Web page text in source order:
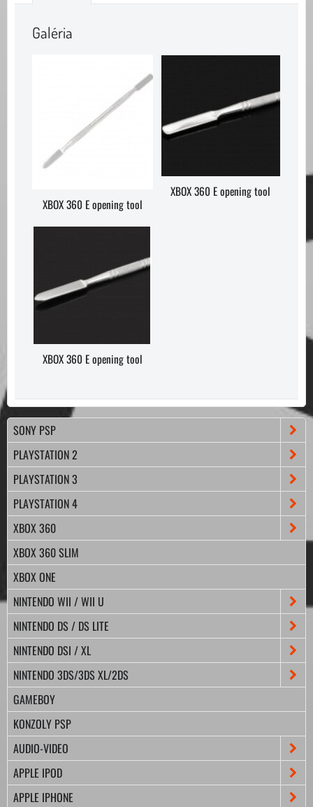
Galéria
XBOX 360 E opening tool
XBOX 360 E opening tool
XBOX 360 E opening tool
SONY PSP
PLAYSTATION 2
PLAYSTATION 3
PLAYSTATION 4
XBOX 360
XBOX 360 SLIM
XBOX ONE
NINTENDO WII / WII U
NINTENDO DS / DS LITE
NINTENDO DSI / XL
NINTENDO 3DS/3DS XL/2DS
GAMEBOY
KONZOLY PSP
AUDIO-VIDEO
APPLE IPOD
APPLE IPHONE